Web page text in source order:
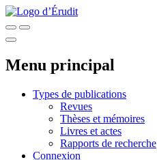
Menu principal
Types de publications
Revues
Thèses et mémoires
Livres et actes
Rapports de recherche
Connexion